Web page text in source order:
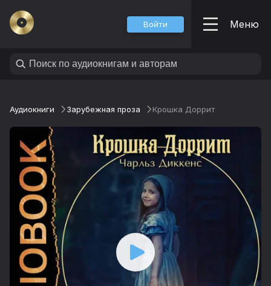
Войти Меню
Аудиокниги Зарубежная проза Крошка Доррит